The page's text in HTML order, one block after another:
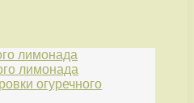
лимонада
лимонада
огуречного